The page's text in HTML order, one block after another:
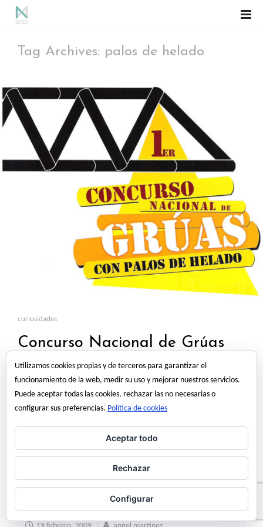
Tag Archives: palos de helado
curiosidades
Concurso Nacional de Grúas
con palos de helado
La Delegación de Estudiantes de la Escuela Politécnica Superior de la
Universidad Carlos III de Madrid ha convocado un concurso de
grúas. El Concurso se divide en dos categorías Resistencia
Funcionalidad y estética La inscripción al concurso tiene una cuantía
Utilizamos cookies propias y de terceros para garantizar el
funcionamiento de la web, medir su uso y mejorar nuestros servicios.
Puede aceptar todas las cookies, rechazar las no necesarias o
configurar sus preferencias. Política de cookies
Aceptar todo
Rechazar
Configurar